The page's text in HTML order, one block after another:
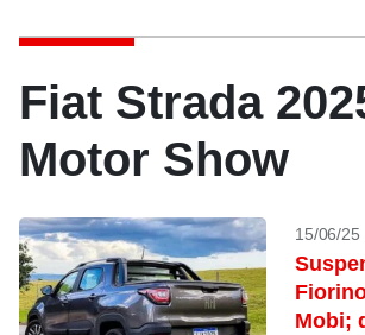
Fiat Strada
Motor Show
15/06/25
Mobi;